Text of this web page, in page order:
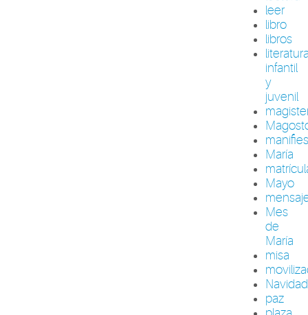
leer
libro
libros
infantil
y
juvenil
María
Mayo
Mes
de
María
misa
Navidad
paz